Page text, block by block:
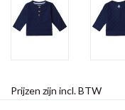
Prijzen zijn incl. BTW